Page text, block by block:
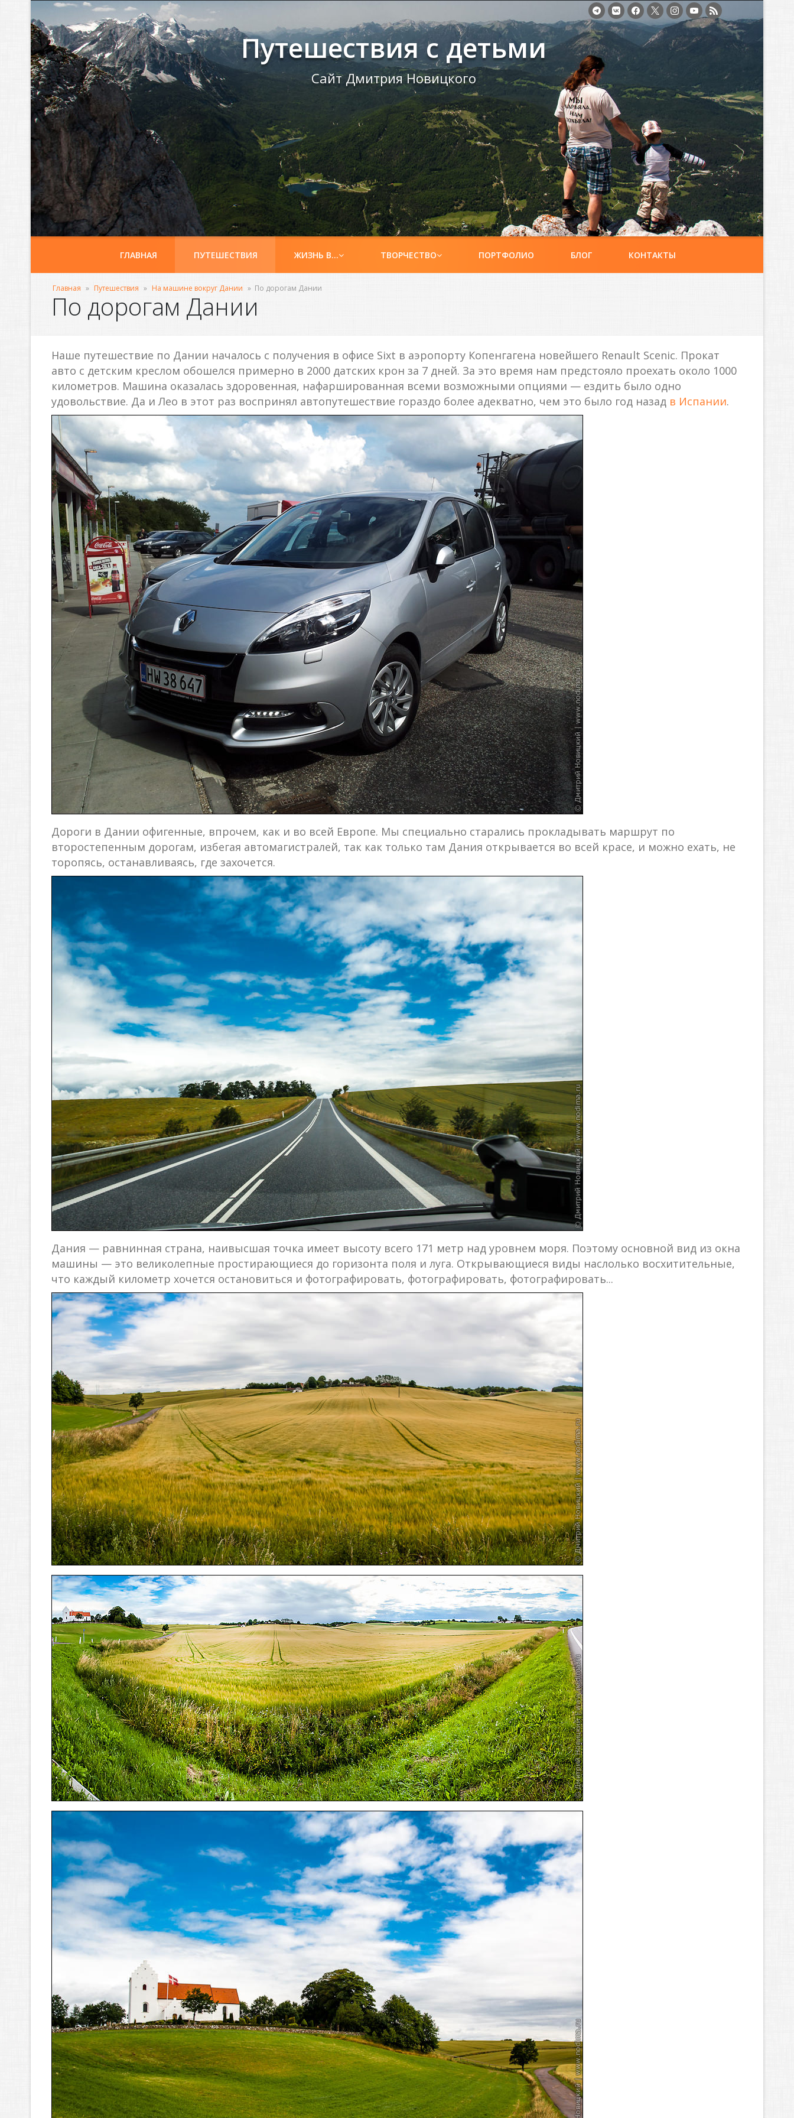
Путешествия с детьми
Сайт Дмитрия Новицкого
ГЛАВНАЯ ПУТЕШЕСТВИЯ ЖИЗНЬ В… ТВОРЧЕСТВО ПОРТФОЛИО БЛОГ КОНТАКТЫ
Главная » Путешествия » На машине вокруг Дании » По дорогам Дании
По дорогам Дании
Наше путешествие по Дании началось с получения в офисе Sixt в аэропорту Копенгагена новейшего Renault Scenic. Прокат
авто с детским креслом обошелся примерно в 2000 датских крон за 7 дней. За это время нам предстояло проехать около 1000
километров. Машина оказалась здоровенная, нафаршированная всеми возможными опциями — ездить было одно
удовольствие. Да и Лео в этот раз воспринял автопутешествие гораздо более адекватно, чем это было год назад в Испании.
Дороги в Дании офигенные, впрочем, как и во всей Европе. Мы специально старались прокладывать маршрут по
второстепенным дорогам, избегая автомагистралей, так как только там Дания открывается во всей красе, и можно ехать, не
торопясь, останавливаясь, где захочется.
Дания — равнинная страна, наивысшая точка имеет высоту всего 171 метр над уровнем моря. Поэтому основной вид из окна
машины — это великолепные простирающиеся до горизонта поля и луга. Открывающиеся виды наслолько восхитительные,
что каждый километр хочется остановиться и фотографировать, фотографировать, фотографировать...